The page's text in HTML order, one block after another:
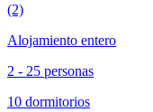
(2)
Alojamiento entero
2 - 25 personas
10 dormitorios